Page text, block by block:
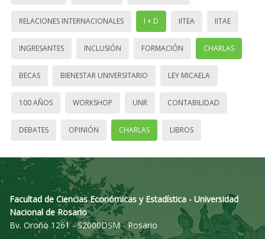
RELACIONES INTERNACIONALES I + D IITEA IITAE
INGRESANTES INCLUSIÓN FORMACIÓN CHARLAS
BECAS BIENESTAR UNIVERSITARIO LEY MICAELA
100 AÑOS WORKSHOP UNR CONTABILIDAD
DEBATES OPINIÓN CHARLAS LIBROS
Facultad de Ciencias Económicas y Estadística - Universidad
Nacional de Rosario
Bv. Oroño 1261 - S2000DSM - Rosario